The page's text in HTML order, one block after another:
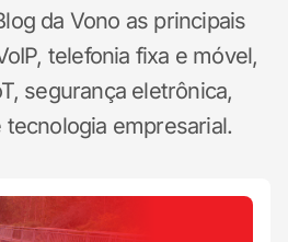
da Vono as principais
telefonia fixa e móvel,
segurança eletrônica,
empresarial.